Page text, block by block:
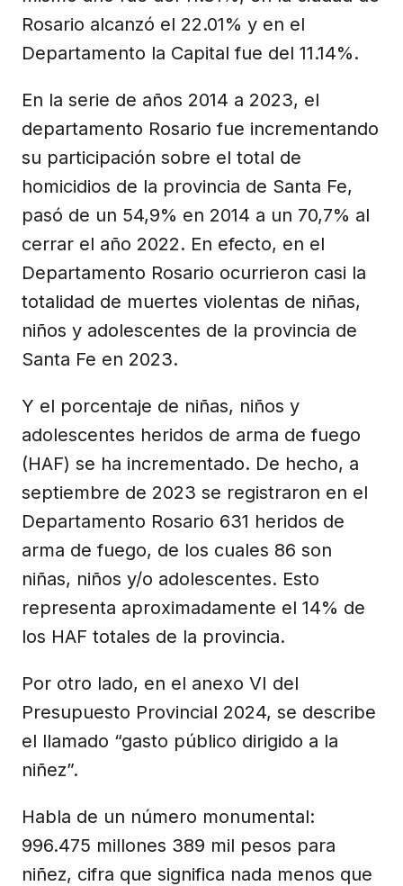
Rosario alcanzó el 22.01% y en el
Departamento la Capital fue del 11.14%.
En la serie de años 2014 a 2023, el
departamento Rosario fue incrementando
su participación sobre el total de
homicidios de la provincia de Santa Fe,
pasó de un 54,9% en 2014 a un 70,7% al
cerrar el año 2022. En efecto, en el
Departamento Rosario ocurrieron casi la
totalidad de muertes violentas de niñas,
niños y adolescentes de la provincia de
Santa Fe en 2023.
Y el porcentaje de niñas, niños y
adolescentes heridos de arma de fuego
(HAF) se ha incrementado. De hecho, a
septiembre de 2023 se registraron en el
Departamento Rosario 631 heridos de
arma de fuego, de los cuales 86 son
niñas, niños y/o adolescentes. Esto
representa aproximadamente el 14% de
los HAF totales de la provincia.
Por otro lado, en el anexo VI del
Presupuesto Provincial 2024, se describe
el llamado “gasto público dirigido a la
niñez”.
Habla de un número monumental:
996.475 millones 389 mil pesos para
niñez, cifra que significa nada menos que